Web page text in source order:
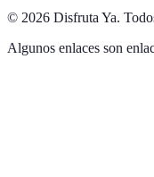
© 2026 Disfruta Ya.
Algunos enlaces son